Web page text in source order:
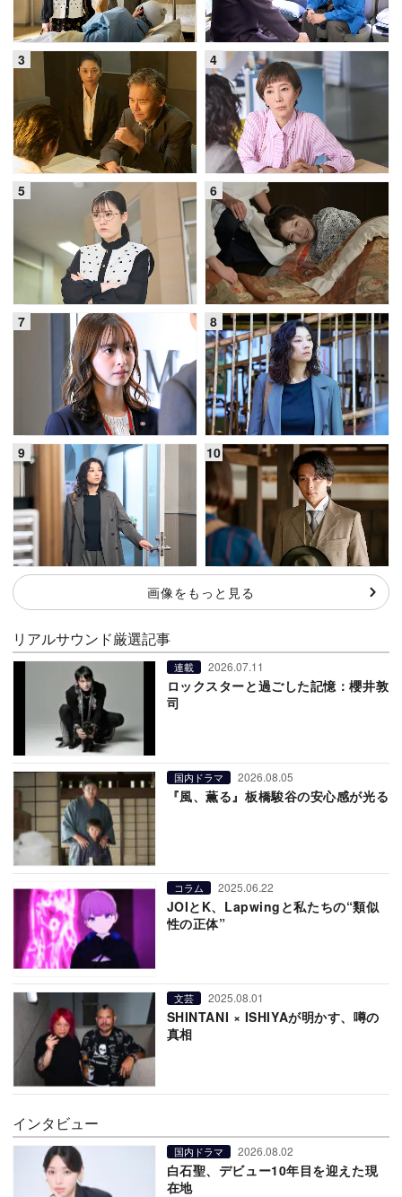
画像をもっと見る
リアルサウンド厳選記事
連載 2026.07.11
ロックスターと過ごした記憶：櫻井敦
司
国内ドラマ 2026.08.05
『風、薫る』板橋駿谷の安心感が光る
コラム 2025.06.22
JOIとK、Lapwingと私たちの“類似
性の正体”
文芸 2025.08.01
SHINTANI × ISHIYAが明かす、噂の
真相
インタビュー
国内ドラマ 2026.08.02
白石聖、デビュー10年目を迎えた現
在地